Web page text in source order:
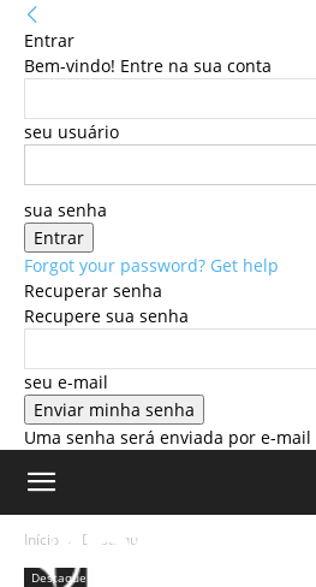
Entrar
Bem-vindo! Entre na sua conta
seu usuário
sua senha
Forgot your password? Get help
Recuperar senha
Recupere sua senha
seu e-mail
Uma senha será enviada por e-mail
Início Destaque
Destaque